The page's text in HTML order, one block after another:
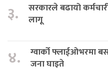
३.
सरकारले बढायो
लागू
४.
ग्वार्को फ्लाईओभरमा
जना घाइते